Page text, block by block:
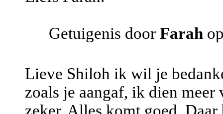
Getuigenis door Farah
Lieve Shiloh ik wil je
zoals je aangaf, ik dien